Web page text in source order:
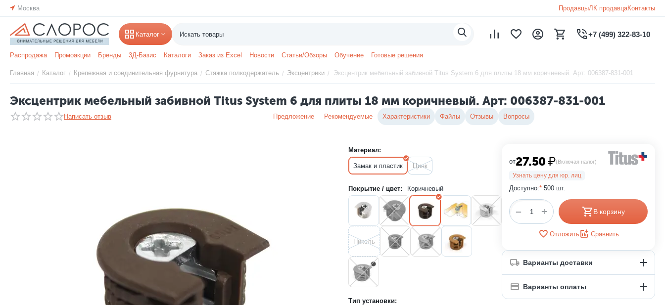
Москва ПродавцыЛК продавцаКонтакты
Каталог +7 (499) 322-83-10
Распродажа Промоакции Бренды 3Д-Базис Каталоги Заказ из Excel Новости Статьи/Обзоры Обучение Готовые решения
Главная / Каталог / Крепежная и соединительная фурнитура / Стяжка полкодержатель / Эксцентрики / Эксцентрик мебельный забивной Titus System 6 для плиты 18 мм коричневый. Арт: 006387-831-001
Эксцентрик мебельный забивной Titus System 6 для плиты 18 мм коричневый. Арт: 006387-831-001
Написать отзыв Предложение Рекомендуемые Характеристики Файлы Отзывы Вопросы
Материал:
Замак и пластик Цинк
Покрытие / цвет: Коричневый
Никель
Тип установки:
от27.50₽(Включая налог)
Узнать цену для юр. лиц
Доступно:* 500 шт.
+
− В корзину
Отложить Сравнить
Варианты доставки
Варианты оплаты